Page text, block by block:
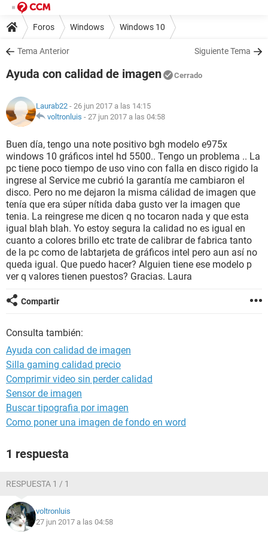
Foros Windows Windows 10
Tema Anterior Siguiente Tema
Ayuda con calidad de imagen Cerrado
Laurab22 - 26 jun 2017 a las 14:15
voltronluis - 27 jun 2017 a las 04:58
Buen día, tengo una note positivo bgh modelo e975x
windows 10 gráficos intel hd 5500.. Tengo un problema .. La
pc tiene poco tiempo de uso vino con falla en disco rigido la
ingrese al Service me cubrió la garantía me cambiaron el
disco. Pero no me dejaron la misma cálidad de imagen que
tenía que era súper nítida daba gusto ver la imagen que
tenia. La reingrese me dicen q no tocaron nada y que esta
igual blah blah. Yo estoy segura la calidad no es igual en
cuanto a colores brillo etc trate de calibrar de fabrica tanto
de la pc como de labtarjeta de gráficos intel pero aun así no
queda igual. Que puedo hacer? Alguien tiene ese modelo p
ver q valores tienen puestos? Gracias. Laura
Compartir
Consulta también:
Ayuda con calidad de imagen
Silla gaming calidad precio
Comprimir video sin perder calidad
Sensor de imagen
Buscar tipografia por imagen
Como poner una imagen de fondo en word
1 respuesta
RESPUESTA 1 / 1
voltronluis
27 jun 2017 a las 04:58